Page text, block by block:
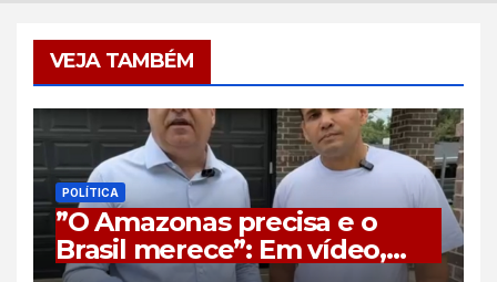
VEJA TAMBÉM
POLÍTICA
”O Amazonas precisa e o
Brasil merece”: Em vídeo,